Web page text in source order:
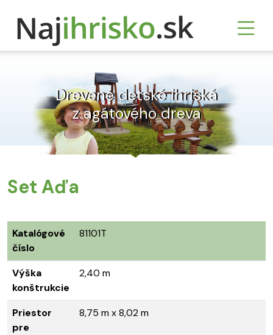
Drevené detské ihriská
z agátového dreva
Set Aďa
Katalógové
číslo
81101T
Výška
konštrukcie
2,40 m
Priestor
pre
8,75 m x 8,02 m